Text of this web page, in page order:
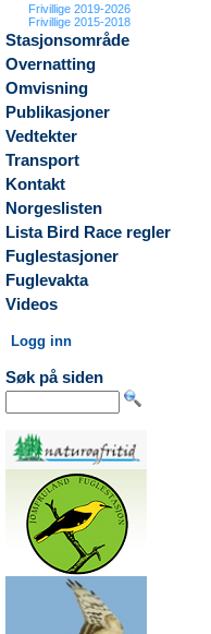
Frivillige 2019-2026
Frivillige 2015-2018
Stasjonsområde
Overnatting
Omvisning
Publikasjoner
Vedtekter
Transport
Kontakt
Norgeslisten
Lista Bird Race regler
Fuglestasjoner
Fuglevakta
Videos
Logg inn
Søk på siden